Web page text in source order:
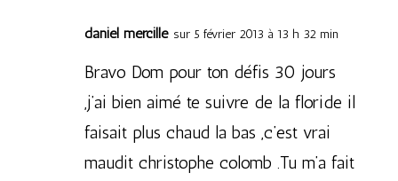
daniel mercille sur 5 février 2013 à 13 h 32 min
Bravo Dom pour ton défis 30 jours
,j’ai bien aimé te suivre de la floride il
faisait plus chaud la bas ,c’est vrai
maudit christophe colomb .Tu m’a fait